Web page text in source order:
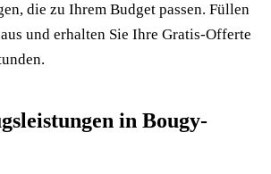
die zu Ihrem Budget passen. Füllen
und erhalten Sie Ihre Gratis-Offerte
in Bougy-